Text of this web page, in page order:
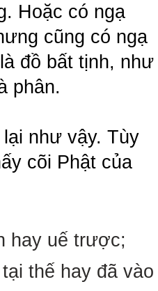
Hoặc có ngạ
cũng có ngạ
đồ bất tịnh, như
phân.
như vậy. Tùy
cõi Phật của
hay uế trược;
thế hay đã vào